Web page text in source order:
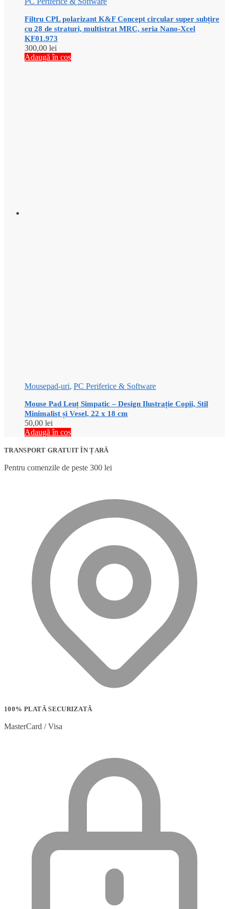
Filtru CPL polarizant K&F Concept circular super subțire
cu 28 de straturi, multistrat MRC, seria Nano-Xcel
KF01.973
300,00 lei
Adaugă în coș
Mousepad-uri, PC Periferice & Software
Mouse Pad Leuț Simpatic – Design Ilustrație Copii, Stil
Minimalist și Vesel, 22 x 18 cm
50,00 lei
Adaugă în coș
TRANSPORT GRATUIT ÎN ȚARĂ
Pentru comenzile de peste 300 lei
100% PLATĂ SECURIZATĂ
MasterCard / Visa